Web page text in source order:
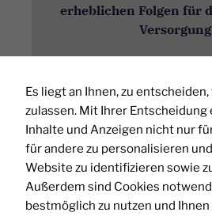
erheblichen Folgen für
Die Kritik der
Bundes nehmen wir
Wir werden aus
heraus unseren Teil
dass die Sorgen
und unsere schleswig-
Bedarfe im
gehört werden.
Es liegt an Ihnen, zu
zulassen. Mit Ihrer Entscheidung
Inhalte und Anzeigen nicht nur
für andere zu personalisieren
Website zu identifizieren sowie
Außerdem sind Cookies
bestmöglich zu nutzen und